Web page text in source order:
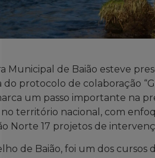
Municipal de Baião esteve
do protocolo de colaboração
um passo importante na
território nacional, com
Norte 17 projetos de
de Baião, foi um dos